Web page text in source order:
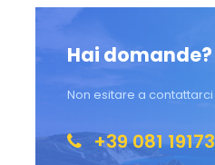
Hai domande?
Non esitare a contattarci
+39 081
dell’Ascensione, Padre
basilica del Getzemani,
pomeriggio visita del Sion
Pietro in Gallicantu.